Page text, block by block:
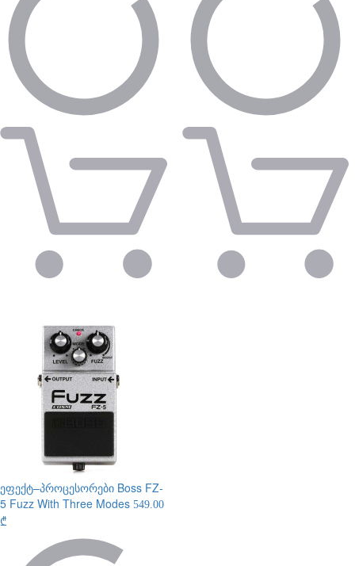
ეფექტ–პროცესორები Boss FZ-
5 Fuzz With Three Modes 549.00
₾